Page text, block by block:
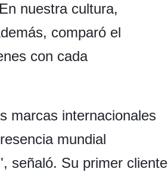
nuestra cultura,
comparó el
con cada
marcas internacionales
mundial
señaló. Su primer cliente